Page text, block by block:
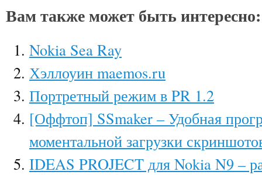
Вам также может быть интересно:
Nokia Sea Ray
Хэллоуин maemos.ru
Портретный режим в PR 1.2
[Оффтоп] SSmaker – Удобная
моментальной загрузки
IDEAS PROJECT для Nokia N9 –